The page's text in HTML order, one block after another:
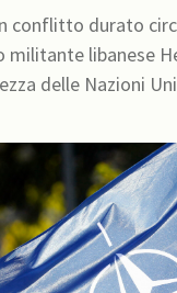
conflitto durato
militante libanese
delle Nazioni